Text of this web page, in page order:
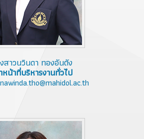
สาวนวินดา ทองอันตัง
หน้าที่บริหารงานทั่วไป
nawinda.tho@mahidol.ac.th